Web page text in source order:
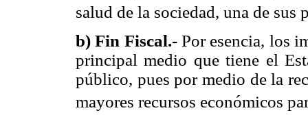
salud de la sociedad, una de sus
b) Fin Fiscal.-Por esencia, los
principal medio que tiene el
público, pues por medio de la
mayores recursos económicos